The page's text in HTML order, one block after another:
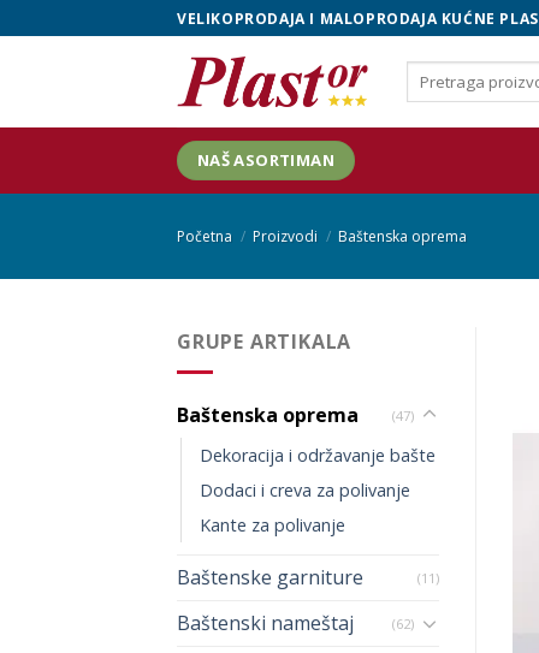
to
VELIKOPRODAJA I MALOPRODAJA KUĆNE
Pretraga
NAŠ ASORTIMAN
Početna / Proizvodi / Baštenska oprema
GRUPE ARTIKALA
Baštenska oprema (47)
Dekoracija i održavanje bašte
Dodaci i creva za polivanje
Kante za polivanje
Baštenske garniture (11)
Baštenski nameštaj (62)